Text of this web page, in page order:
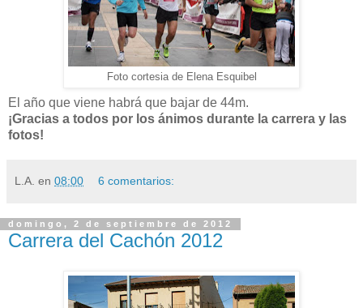
Foto cortesia de Elena Esquibel
El año que viene habrá que bajar de 44m.
¡Gracias a todos por los ánimos durante la carrera y las
fotos!
L.A. en 08:00 6 comentarios:
domingo, 2 de septiembre de 2012
Carrera del Cachón 2012